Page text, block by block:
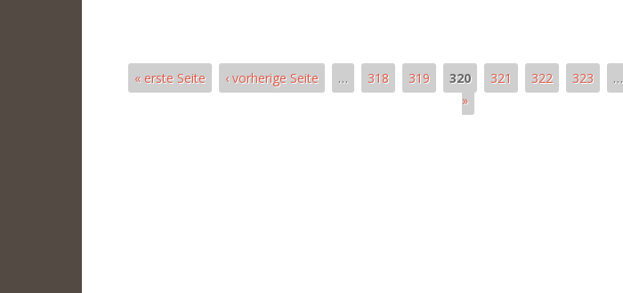
« erste Seite ‹ vorherige Seite … 318 319 320 321 322 323 …
»